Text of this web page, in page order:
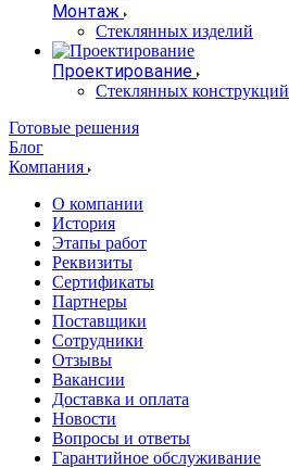
Монтаж
Стеклянных изделий
Проектирование
Стеклянных конструкций
Готовые решения
Блог
Компания
О компании
История
Этапы работ
Реквизиты
Сертификаты
Партнеры
Поставщики
Сотрудники
Отзывы
Вакансии
Доставка и оплата
Новости
Вопросы и ответы
Гарантийное обслуживание